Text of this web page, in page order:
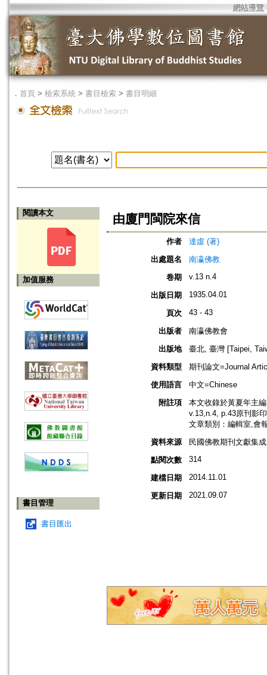
網站導覽
． 首頁 > 檢索系統 > 書目檢索 > 書目明細
閱讀本文
加值服務
書目管理
書目匯出
由廈門閩院來信
作者
達虛 (著)
出處題名
南瀛佛教
卷期
v.13 n.4
出版日期 1935.04.01
頁次 43 - 43
出版者
南瀛佛教會
出版地
臺北, 臺灣 [Taipei,
資料類型
期刊論文=Journal
使用語言
中文=Chinese
附註項
本文收錄於黃夏年主
v.13,n.4, p.43原刊影
文章類別：編輯室,會
資料來源
民國佛教期刊文獻集
點閱次數
314
建檔日期 2014.11.01
更新日期 2021.09.07